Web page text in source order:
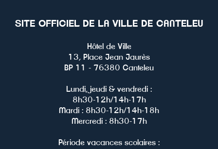
le
Facebook
le
Twitter
le
Instagram
la
Youtube
SITE OFFICIEL DE LA VILLE DE CANTELEU
Hôtel de Ville
13, Place Jean Jaurès
BP 11 - 76380 Canteleu
Lundi, jeudi & vendredi :
8h30-12h/14h-17h
Mardi : 8h30-12h/14h-18h
Mercredi : 8h30-17h
Période vacances scolaires :